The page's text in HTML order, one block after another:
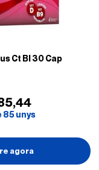
Ct Bl 30 Cap
,44
85unys
agora